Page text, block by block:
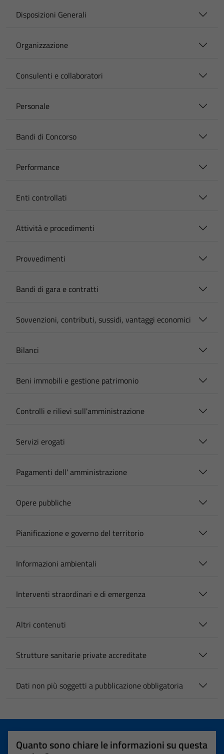
Disposizioni Generali
Organizzazione
Consulenti e collaboratori
Personale
Bandi di Concorso
Performance
Enti controllati
Attività e procedimenti
Provvedimenti
Bandi di gara e contratti
Sovvenzioni, contributi, sussidi, vantaggi economici
Bilanci
Beni immobili e gestione patrimonio
Controlli e rilievi sull'amministrazione
Servizi erogati
Pagamenti dell' amministrazione
Opere pubbliche
Pianificazione e governo del territorio
Informazioni ambientali
Interventi straordinari e di emergenza
Altri contenuti
Strutture sanitarie private accreditate
Dati non più soggetti a pubblicazione obbligatoria
Quanto sono chiare le informazioni su questa